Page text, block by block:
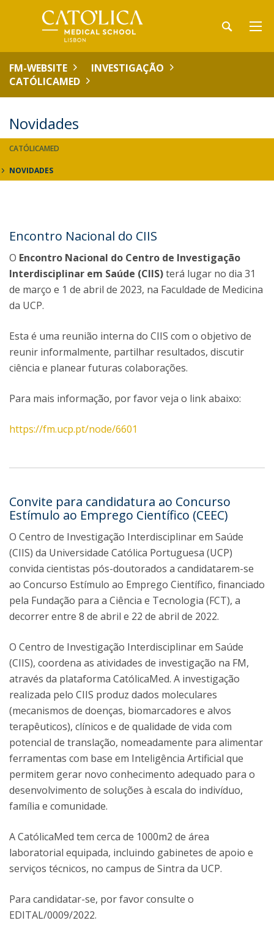
FM-WEBSITE
INVESTIGAÇÃO
CATÓLICAMED
Novidades
CATÓLICAMED
NOVIDADES
Encontro Nacional do CIIS
O Encontro Nacional do Centro de Investigação
Interdisciplinar em Saúde (CIIS)terá lugar no dia 31
de março e 1 de abril de 2023, na Faculdade de Medicina
da UCP.
Esta é uma reunião interna do CIIS com o objetivo de
reunir informalmente, partilhar resultados, discutir
ciência e planear futuras colaborações.
Para mais informação, por favor veja o link abaixo:
https://fm.ucp.pt/node/6601
Convite para candidatura ao Concurso
Estímulo ao Emprego Científico (CEEC)
O Centro de Investigação Interdisciplinar em Saúde
(CIIS) da Universidade Católica Portuguesa (UCP)
convida cientistas pós-doutorados a candidatarem-se
ao Concurso Estímulo ao Emprego Científico, financiado
pela Fundação para a Ciência e Tecnologia (FCT), a
decorrer entre 8 de abril e 22 de abril de 2022.
O Centro de Investigação Interdisciplinar em Saúde
(CIIS), coordena as atividades de investigação na FM,
através da plataforma CatólicaMed. A investigação
realizada pelo CIIS produz dados moleculares
(mecanismos de doenças, biomarcadores e alvos
terapêuticos), clínicos e de qualidade de vida com
potencial de translação, nomeadamente para alimentar
ferramentas com base em Inteligência Artificial que
permitem gerar novo conhecimento adequado para o
desenvolvimento de soluções à escala do indivíduo,
família e comunidade.
A CatólicaMed tem cerca de 1000m2 de área
laboratorial equipada, incluindo gabinetes de apoio e
serviços técnicos, no campus de Sintra da UCP.
Para candidatar-se, por favor consulte o
EDITAL/0009/2022.